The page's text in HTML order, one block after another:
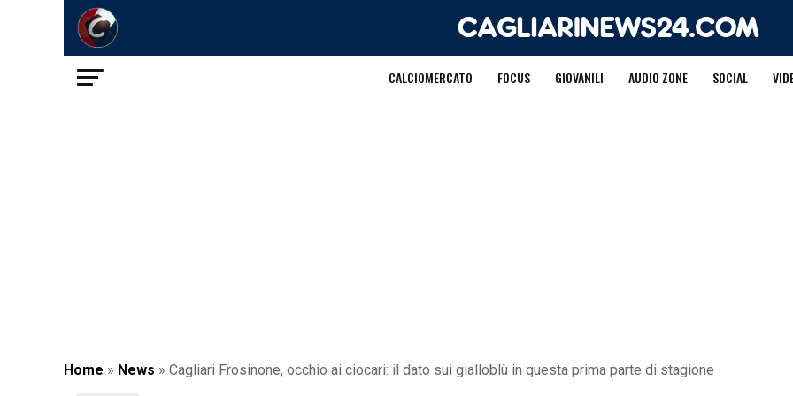
CALCIOMERCATO FOCUS GIOVANILI AUDIO ZONE SOCIAL
Home » News » Cagliari Frosinone, occhio ai ciocari: il dato sui gialloblù in questa prima parte di stagione